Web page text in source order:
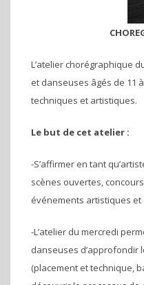
L’atelier chorégraphique
et danseuses âgés de 11
techniques et artistiques.
Le but de cet atelier :
-S’affirmer en tant
scènes ouvertes,
événements artistiques et
-L’atelier du mercredi
danseuses d’approfondir
(placement et technique,